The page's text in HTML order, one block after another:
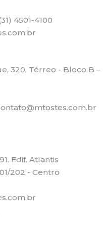
4501-4100
320, Térreo - Bloco B –
Edif. Atlantis
202 - Centro